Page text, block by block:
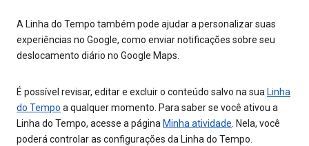
A Linha do Tempo também pode ajudar a personalizar suas
experiências no Google, como enviar notificações sobre seu
deslocamento diário no Google Maps.
É possível revisar, editar e excluir o conteúdo salvo na sua Linha
do Tempo a qualquer momento. Para saber se você ativou a
Linha do Tempo, acesse a página Minha atividade. Nela, você
poderá controlar as configurações da Linha do Tempo.